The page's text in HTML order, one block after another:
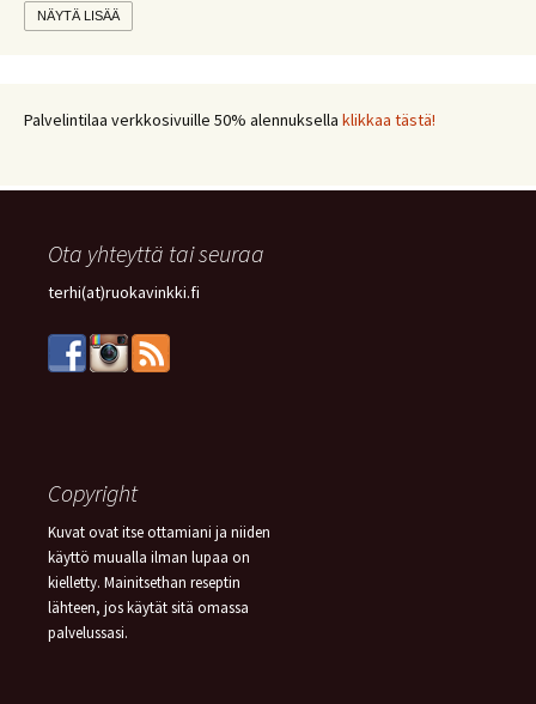
MARJAT(19)
JÄLKIRUOKA (17) PAPRIKA (17) COUSCOUS (17)
NÄYTÄ LISÄÄ
Palvelintilaa verkkosivuille 50% alennuksella klikkaa tästä!
Ota yhteyttä tai seuraa
terhi(at)ruokavinkki.fi
Copyright
Kuvat ovat itse ottamiani ja niiden
käyttö muualla ilman lupaa on
kielletty. Mainitsethan reseptin
lähteen, jos käytät sitä omassa
palvelussasi.